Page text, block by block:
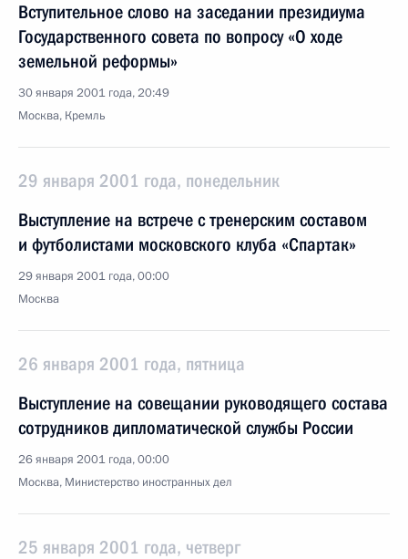
Вступительное слово на заседании президиума
Государственного совета по вопросу «О ходе
земельной реформы»
30 января 2001 года, 20:49
Москва, Кремль
29 января 2001 года, понедельник
Выступление на встрече с тренерским составом
и футболистами московского клуба «Спартак»
29 января 2001 года, 00:00
Москва
26 января 2001 года, пятница
Выступление на совещании руководящего состава
сотрудников дипломатической службы России
26 января 2001 года, 00:00
Москва, Министерство иностранных дел
25 января 2001 года, четверг